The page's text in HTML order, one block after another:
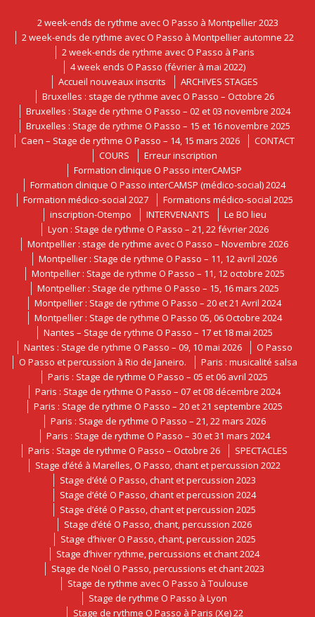
2 week-ends de rythme avec O Passo à Montpellier 2023
2 week-ends de rythme avec O Passo à Montpellier automne 22
2 week-ends de rythme avec O Passo à Paris
4 week ends O Passo (février à mai 2022)
Accueil nouveaux inscrits
ARCHIVES STAGES
Bruxelles : stage de rythme avec O Passo – Octobre 26
Bruxelles : Stage de rythme O Passo – 02 et 03 novembre 2024
Bruxelles : Stage de rythme O Passo – 15 et 16 novembre 2025
Caen – Stage de rythme O Passo – 14, 15 mars 2026
CONTACT
COURS
Erreur inscription
Formation clinique O Passo interCAMSP
Formation clinique O Passo interCAMSP (médico-social) 2024
Formation médico-social 2027
Formations médico-social 2025
inscription-Otempo
INTERVENANTS
Le BO lieu
Lyon : Stage de rythme O Passo – 21, 22 février 2026
Montpellier : stage de rythme avec O Passo – Novembre 2026
Montpellier : Stage de rythme O Passo – 11, 12 avril 2026
Montpellier : Stage de rythme O Passo – 11, 12 octobre 2025
Montpellier : Stage de rythme O Passo – 15, 16 mars 2025
Montpellier : Stage de rythme O Passo – 20 et 21 Avril 2024
Montpellier : Stage de rythme O Passo 05, 06 Octobre 2024
Nantes – Stage de rythme O Passo – 17 et 18 mai 2025
Nantes : Stage de rythme O Passo – 09, 10 mai 2026
O Passo
O Passo et percussion à Rio de Janeiro.
Paris : musicalité salsa
Paris : Stage de rythme O Passo – 05 et 06 avril 2025
Paris : Stage de rythme O Passo – 07 et 08 décembre 2024
Paris : Stage de rythme O Passo – 20 et 21 septembre 2025
Paris : Stage de rythme O Passo – 21, 22 mars 2026
Paris : Stage de rythme O Passo – 30 et 31 mars 2024
Paris : Stage de rythme O Passo – Octobre 26
SPECTACLES
Stage d’été à Marelles, O Passo, chant et percussion 2022
Stage d’été O Passo, chant et percussion 2023
Stage d’été O Passo, chant et percussion 2024
Stage d’été O Passo, chant et percussion 2025
Stage d’été O Passo, chant, percussion 2026
Stage d’hiver O Passo, chant, percussion 2025
Stage d’hiver rythme, percussions et chant 2024
Stage de Noël O Passo, percussions et chant 2023
Stage de rythme avec O Passo à Toulouse
Stage de rythme O Passo à Lyon
Stage de rythme O Passo à Paris (Xe) 22